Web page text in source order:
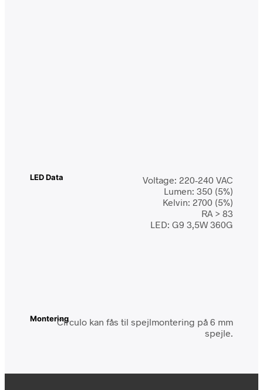
LED Data
Voltage: 220-240 VAC
Lumen: 350 (5%)
Kelvin: 2700 (5%)
RA > 83
LED: G9 3,5W 360G
MonteringCírculo kan fås til spejlmontering på 6 mm
spejle.